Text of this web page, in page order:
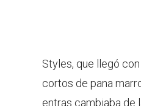
Styles, que llegó
cortos de pana
entras cambiaba de